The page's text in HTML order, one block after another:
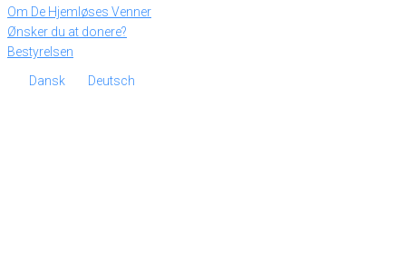
Om De Hjemløses Venner
Ønsker du at donere?
Bestyrelsen
Dansk Deutsch